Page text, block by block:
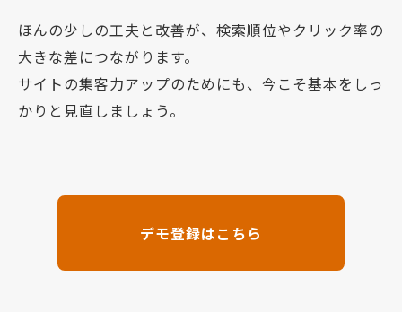
ほんの少しの工夫と改善が、検索順位やクリック率の
大きな差につながります。
サイトの集客力アップのためにも、今こそ基本をしっ
かりと見直しましょう。
デモ登録はこちら